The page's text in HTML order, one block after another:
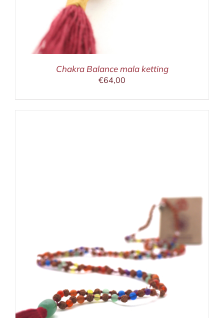
Chakra Balance mala ketting
€64,00